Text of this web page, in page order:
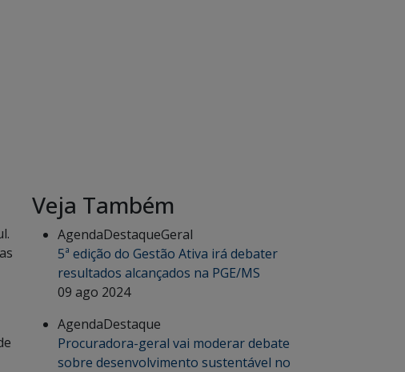
Veja Também
AgendaDestaqueGeral
5ª edição do Gestão Ativa irá debater
resultados alcançados na PGE/MS
09 ago 2024
AgendaDestaque
Procuradora-geral vai moderar debate
sobre desenvolvimento sustentável no